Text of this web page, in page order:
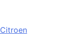
Citroen